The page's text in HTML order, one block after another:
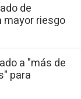
de
mayor riesgo
a "más de
para